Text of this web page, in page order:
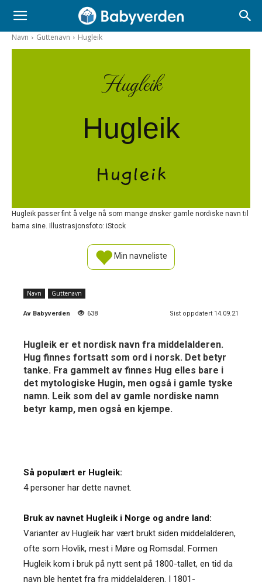
Navn Guttenavn Hugleik
Hugleik
Hugleik
Hugleik
Hugleik passer fint å velge nå som mange ønsker gamle nordiske navn til
barna sine. Illustrasjonsfoto: iStock
Min navneliste
Navn Guttenavn
Av Babyverden 638 Sist oppdatert 14.09.21
Hugleik er et nordisk navn fra middelalderen.
Hug finnes fortsatt som ord i norsk. Det betyr
tanke. Fra gammelt av finnes Hug elles bare i
det mytologiske Hugin, men også i gamle tyske
namn. Leik som del av gamle nordiske namn
betyr kamp, men også en kjempe.
Så populært er Hugleik:
4 personer har dette navnet.
Bruk av navnet Hugleik i Norge og andre land:
Varianter av Hugleik har vært brukt siden middelalderen,
ofte som Hovlik, mest i Møre og Romsdal. Formen
Hugleik kom i bruk på nytt sent på 1800-tallet, en tid da
navn ble hentet fra fra middelalderen. I 1801-